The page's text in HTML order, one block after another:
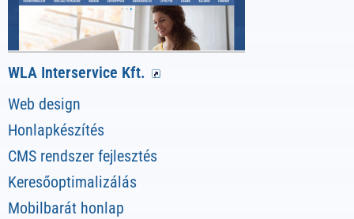
WLA Interservice Kft.
Web design
Honlapkészítés
CMS rendszer fejlesztés
Keresőoptimalizálás
Mobilbarát honlap